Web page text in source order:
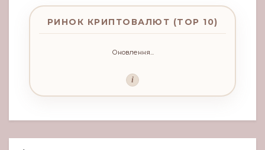
РИНОК КРИПТОВАЛЮТ (TOP 10)
Оновлення...
i